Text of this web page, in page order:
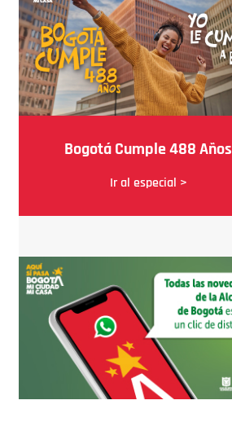
Bogotá Cumple 488 Años
Ir al especial >